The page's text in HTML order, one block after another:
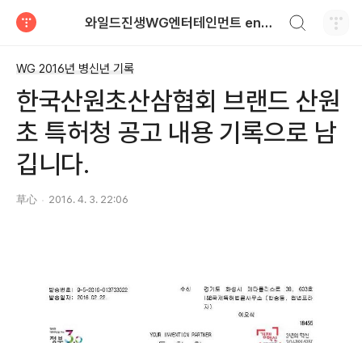
와일드진생WG엔터테인먼트 entertainment
WG 2016년 병신년 기록
한국산원초산삼협회 브랜드 산원
초 특허청 공고 내용 기록으로 남
깁니다.
草心 2016. 4. 3. 22:06